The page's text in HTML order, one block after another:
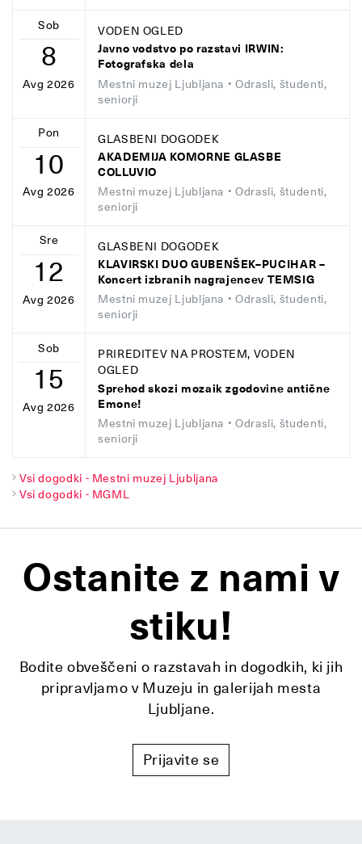
Sob
8
Avg 2026
VODEN OGLED
Javno vodstvo po razstavi IRWIN:
Fotografska dela
Mestni muzej Ljubljana • Odrasli, študenti,
seniorji
Pon
10
Avg 2026
GLASBENI DOGODEK
AKADEMIJA KOMORNE GLASBE
COLLUVIO
Mestni muzej Ljubljana • Odrasli, študenti,
seniorji
Sre
12
Avg 2026
GLASBENI DOGODEK
KLAVIRSKI DUO GUBENŠEK–PUCIHAR –
Koncert izbranih nagrajencev TEMSIG
Mestni muzej Ljubljana • Odrasli, študenti,
seniorji
Sob
15
Avg 2026
PRIREDITEV NA PROSTEM, VODEN
OGLED
Sprehod skozi mozaik zgodovine antične
Emone!
Mestni muzej Ljubljana • Odrasli, študenti,
seniorji
Vsi dogodki - Mestni muzej Ljubljana
Vsi dogodki - MGML
Ostanite z nami v
stiku!
Bodite obveščeni o razstavah in dogodkih, ki jih
pripravljamo v Muzeju in galerijah mesta
Ljubljane.
Prijavite se